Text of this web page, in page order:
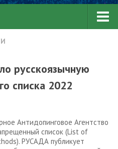
русскоязычную
списка 2022
Антидопинговое Агентство
список (List of
РУСАДА публикует